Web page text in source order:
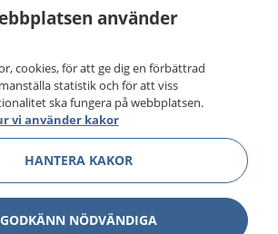
använder
cookies, för att ge dig en förbättrad
statistik och för att viss
ska fungera på webbplatsen.
vi använder kakor
HANTERA KAKOR
GODKÄNN NÖDVÄNDIGA